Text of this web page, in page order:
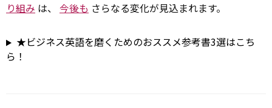
り組み は、 今後も さらなる変化が見込まれます。
★ビジネス英語を磨くためのおススメ参考書3選はこち
ら！